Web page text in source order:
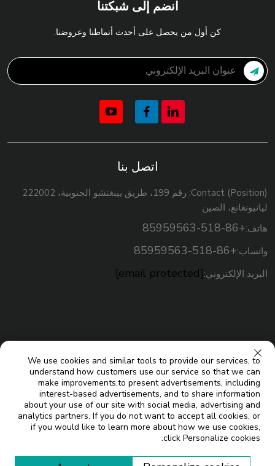
انضم إلى شبكتنا
كن أول من يحصل على أحدث أنماطنا وعروضنا.
اتصل بنا
Contact (Position): رقم 199، طريق يينغتشو الجنوبية، 222002
ليانيونغانغ، الصين
هاتف:+86-518-85959563
واتساب:+86-518-85959563
البريد الإلكتروني:[email protected]
حقوق النسخ © شركة جيانغسو ميكو للطاقة الشمسية المحدودة. جميع
الحقوق محفوظة |
We use cookies and similar tools to provide our services, to
understand how customers use our service so that we can
make improvements,to present advertisements, including
interest-based advertisements, and to share information
about your use of our site with social media, advertising and
analytics partners. If you do not want to accept all cookies, or
if you would like to learn more about how we use cookies,
click Personalize cookies.